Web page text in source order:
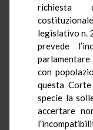
richiesta
legislativo n.
prevede
con
questa
specie la
accertare